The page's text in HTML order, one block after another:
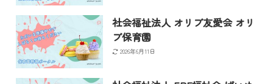
社会福祉法人 オリブ友愛会 オリ
ブ保育園
2026年6月11日